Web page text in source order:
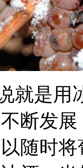
就是用
断发
随时